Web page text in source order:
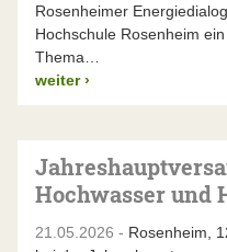
Rosenheimer
Hochschule Rosenheim
Thema…
weiter ›
Hochwasser und
21.05.2026 - Rosenheim,